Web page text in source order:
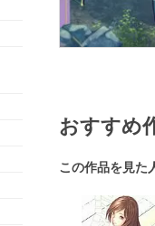
おすすめ
この作品を見た